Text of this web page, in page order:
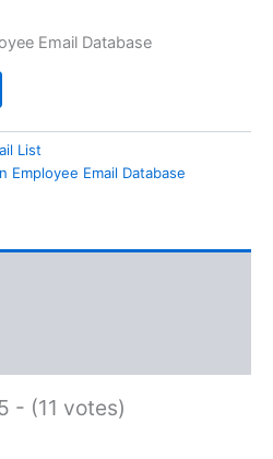
Email Database
List
Employee Email Database
- (11 votes)